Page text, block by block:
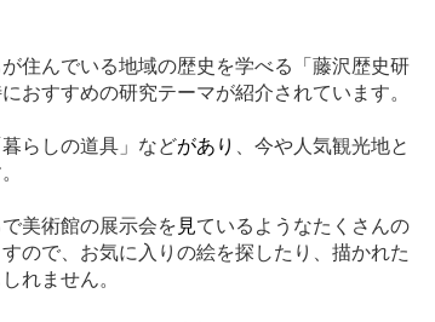
住んでいる地域の歴史を学べる「藤沢歴史研
おすすめの研究テーマが紹介されています。
らしの道具」などがあり
、今や人気観光地と
美術館の展示会を 見ているようなたくさんの
ので、お気に入りの絵を探したり、描かれた
れません。